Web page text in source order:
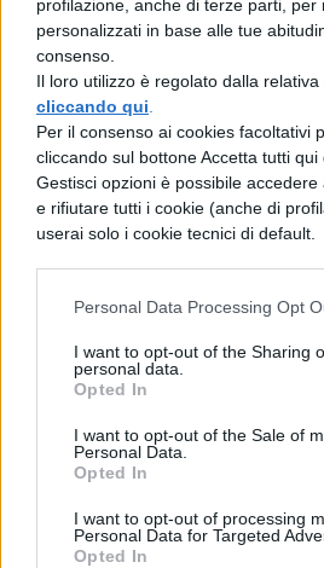
profilazione, anche di terze parti, per
personalizzati in base alle tue
consenso.
Il loro utilizzo è regolato dalla relativa
cliccando qui
Per il consenso ai cookies facoltativi
cliccando sul bottone Accetta tutti
Gestisci opzioni è possibile
e rifiutare tutti i cookie (anche di
userai solo i cookie tecnici di default.
Personal Data Processing Opt
I want to opt-out of the Sharing
personal data.
Opted In
I want to opt-out of the Sale of
Personal Data.
Opted In
I want to opt-out of processing
Personal Data for Targeted
Opted In
che contrasterebbe con
delle esperienze), ma che
si realizza un rapporto tra
tra tutti i mondi possibili,
la massima quantita’ di
quantita’ di male. In
mostra come una certa
mondo finito. Il male
un concetto negativo -
sostenuto Agostino – che
differenza tra il creato e il
l’impossibilita’ che il
abbiano la stessa
avvenisse, il creato